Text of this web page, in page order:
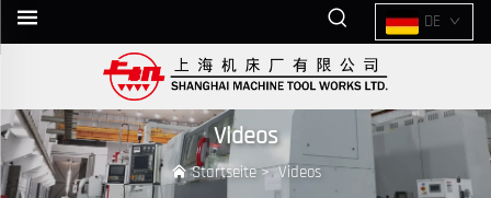
DE
Videos
Startseite>Videos